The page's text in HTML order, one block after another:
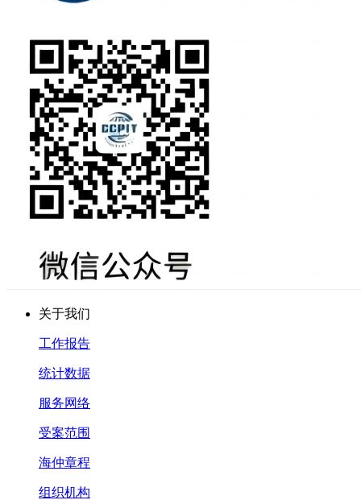
关于我们
工作报告
统计数据
服务网络
受案范围
海仲章程
组织机构